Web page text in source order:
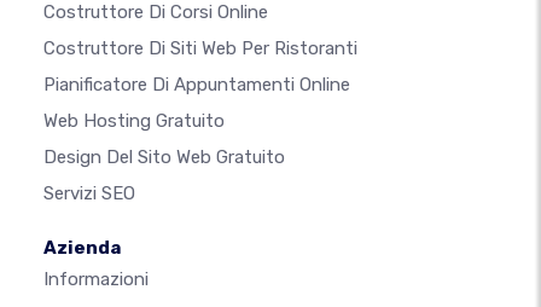
Costruttore Di Corsi Online
Costruttore Di Siti Web Per Ristoranti
Pianificatore Di Appuntamenti Online
Web Hosting Gratuito
Design Del Sito Web Gratuito
Servizi SEO
Azienda
Informazioni